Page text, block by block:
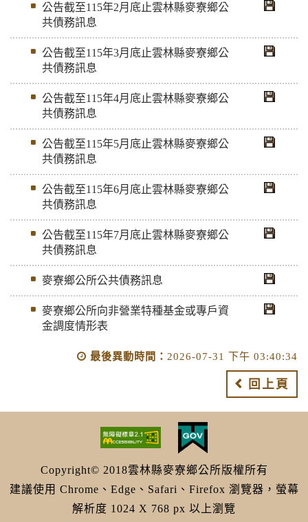
公告截至115年2月底止雲林縣麥寮鄉公
共債務訊息
公告截至115年3月底止雲林縣麥寮鄉公
共債務訊息
公告截至115年4月底止雲林縣麥寮鄉公
共債務訊息
公告截至115年5月底止雲林縣麥寮鄉公
共債務訊息
公告截至115年6月底止雲林縣麥寮鄉公
共債務訊息
公告截至115年7月底止雲林縣麥寮鄉公
共債務訊息
麥寮鄉公所公共債務訊息
麥寮鄉公所向非營業特種基金或專戶資
金調度情形表
最後異動時間： 2026-07-31 下午 03:40:34
回上頁
Copyright© 2018雲林縣麥寮鄉公所版權所有
建議使用 Chrome、Edge、Safari、Firefox 瀏覽器，螢幕
解析度 1024 X 768 px 以上瀏覽